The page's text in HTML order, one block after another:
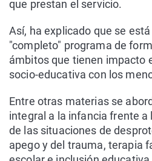
que prestan el servicio.
Así, ha explicado que se
"completo" programa de
ámbitos que tienen impacto
socio-educativa con los
Entre otras materias se
integral a la infancia frente a
de las situaciones de
apego y del trauma, terapia